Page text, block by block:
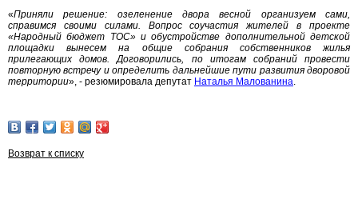
«Приняли решение: озеленение двора весной организуем сами,
справимся своими силами. Вопрос соучастия жителей в проекте
«Народный бюджет ТОС» и обустройстве дополнительной детской
площадки вынесем на общие собрания собственников жилья
прилегающих домов. Договорились, по итогам собраний провести
повторную встречу и определить дальнейшие пути развития дворовой
территории», - резюмировала депутат Наталья Малованина.
Возврат к списку